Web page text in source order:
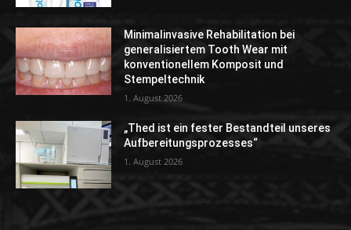
Minimalinvasive Rehabilitation bei
generalisiertem Tooth Wear mit
konventionellem Komposit und
Stempeltechnik
1. August 2026
„Thed ist ein fester Bestandteil unseres
Aufbereitungsprozesses“
1. August 2026